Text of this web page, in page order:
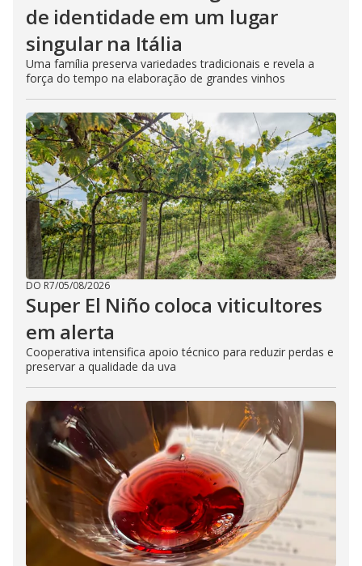
de identidade em um lugar
singular na Itália
Uma família preserva variedades tradicionais e revela a
força do tempo na elaboração de grandes vinhos
DO R7/05/08/2026
Super El Niño coloca viticultores
em alerta
Cooperativa intensifica apoio técnico para reduzir perdas e
preservar a qualidade da uva